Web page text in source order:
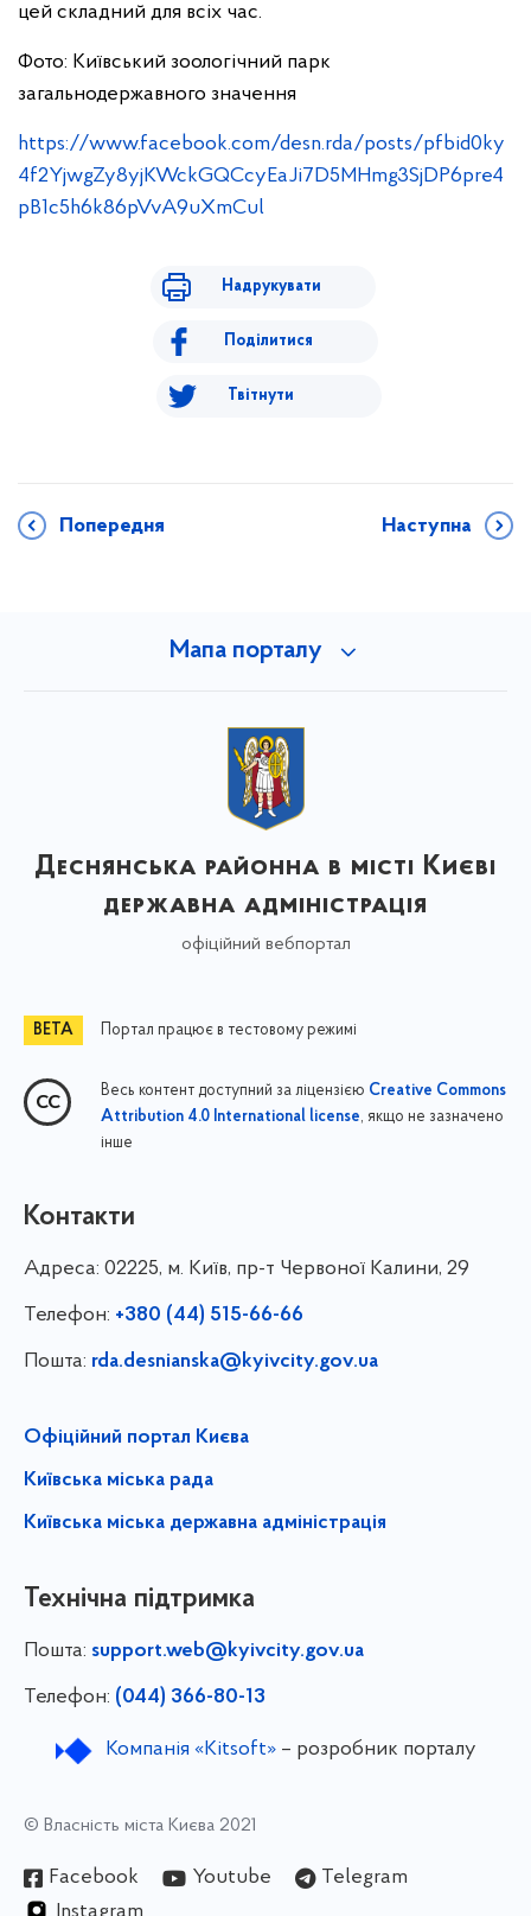
цей складний для всіх час.
Фото: Київський зоологічний парк
загальнодержавного значення
https://www.facebook.com/desn.rda/posts/pfbid0ky
4f2YjwgZy8yjKWckGQCcyEaJi7D5MHmg3SjDP6pre4
pB1c5h6k86pVvA9uXmCul
Надрукувати
Поділитися
Твітнути
Попередня Наступна
Мапа порталу
Деснянська районна в місті Києві
державна адміністрація
офіційний вебпортал
Портал працює в тестовому режимі
Весь контент доступний за ліцензією Creative Commons
Attribution 4.0 International license, якщо не зазначено
інше
Контакти
Адреса: 02225, м. Київ, пр-т Червоної Калини, 29
Телефон: +380 (44) 515-66-66
Пошта: rda.desnianska@kyivcity.gov.ua
Офіційний портал Києва
Київська міська рада
Київська міська державна адміністрація
Технічна підтримка
Пошта: support.web@kyivcity.gov.ua
Телефон: (044) 366-80-13
Компанія «Kitsoft»– розробник порталу
© Власність міста Києва 2021
Facebook Youtube
Telegram
Instagram